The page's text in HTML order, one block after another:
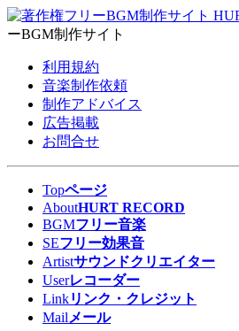
ーBGM制作サイト
利用規約
音楽制作依頼
制作アドバイス
広告掲載
お問合せ
Topページ
AboutHURT RECORD
BGMフリー音楽
SEフリー効果音
Artistサウンドクリエイター
Userレコーダー
Linkリンク・クレジット
Mail メール